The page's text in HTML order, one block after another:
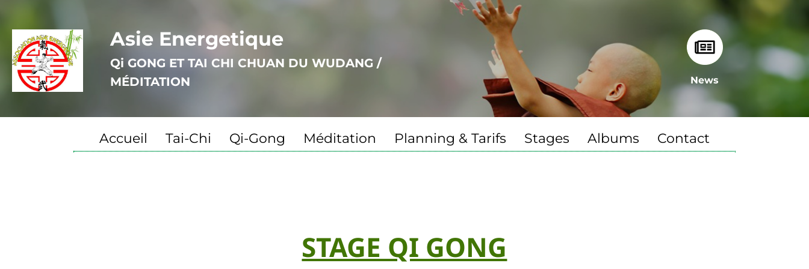
Asie Energetique
Qi GONG ET TAI CHI CHUAN DU WUDANG /
MÉDITATION
News
Accueil Tai-Chi Qi-Gong Méditation Planning & Tarifs Stages Albums Contact
STAGE QI GONG